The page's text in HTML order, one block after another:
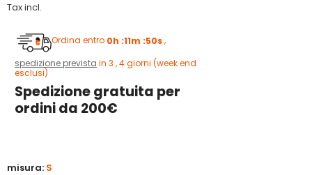
Tax incl.
Ordina entro 0h :11m :50s,
spedizione prevista in 3 , 4 giorni (week end
esclusi)
Spedizione gratuita per
ordini da 200€
misura: S